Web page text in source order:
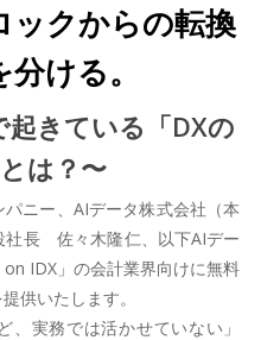
ックからの転換
ける。
起きている「DXの
は？〜
ニー、AIデータ株式会社（本
社長 佐々木隆仁、以下AIデー
IDX」の会計業界向けに無料
供いたします。
、実務では活かせていない」